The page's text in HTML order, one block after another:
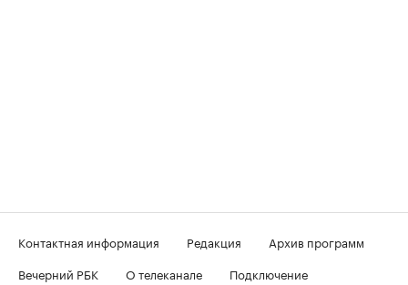
Контактная информация Редакция
Архив программ
Вечерний РБК
О телеканале
Подключение